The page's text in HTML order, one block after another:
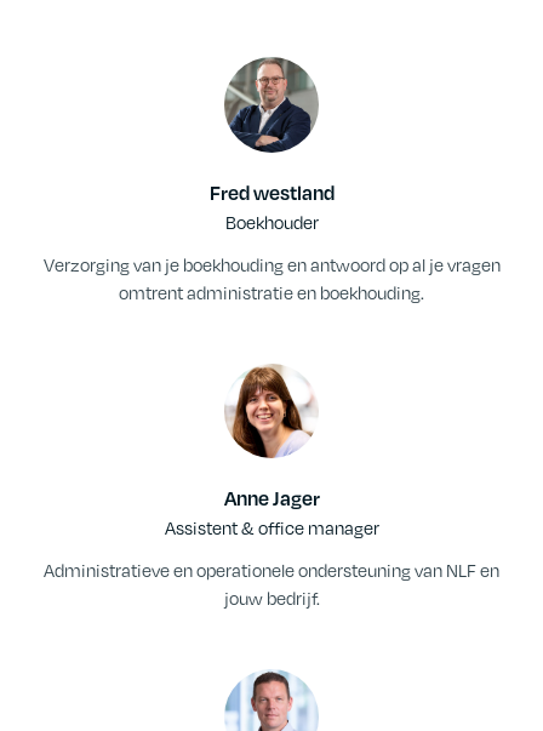
Fred westland
Boekhouder
Verzorging van je boekhouding en antwoord op al je vragen
omtrent administratie en boekhouding.
Anne Jager
Assistent & office manager
Administratieve en operationele ondersteuning van NLF en
jouw bedrijf.